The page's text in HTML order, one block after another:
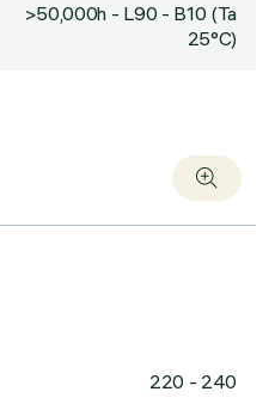
>50,000h - L90 - B10 (Ta
25°C)
220 - 240